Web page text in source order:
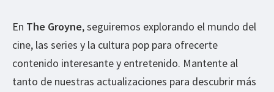
En The Groyne, seguiremos explorando el mundo del
cine, las series y la cultura pop para ofrecerte
contenido interesante y entretenido. Mantente al
tanto de nuestras actualizaciones para descubrir más